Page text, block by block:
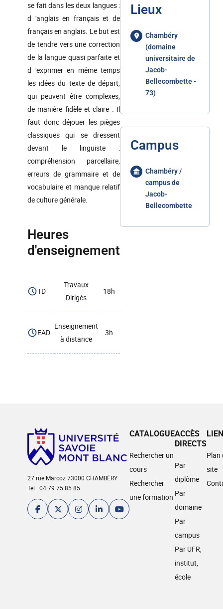
se fait dans les deux langues :
d 'anglais en français et de
français en anglais. Le but est
de tendre vers une correction
de la langue quasi parfaite et
d 'exprimer en même temps
les idées du texte de départ,
qui peuvent être complexes,
de manière fidèle et claire . Il
faut donc déjouer les pièges
classiques qui se dressent
devant le linguiste :
compréhension parcellaire,
erreurs de grammaire et de
vocabulaire et manque relatif
de culture générale.
Heures
d'enseignement
TD
Travaux
Dirigés
18h
EAD
Enseignement
à distance
3h
Lieux
Chambéry
(domaine
universitaire de
Jacob-
Bellecombette -
73)
Campus
Chambéry /
campus de
Jacob-
Bellecombette
27 rue Marcoz 73000 CHAMBÉRY
Tél : 04 79 75 85 85
CATALOGUE
Rechercher un
cours
Rechercher
une formation
ACCÈS
DIRECTS
Par
diplôme
Par
domaine
Par
campus
Par UFR,
institut,
école
Plan
site